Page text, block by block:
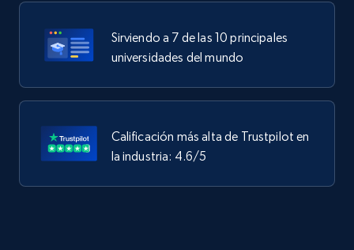
Sirviendo a 7 de las 10 principales
universidades del mundo
Calificación más alta de Trustpilot en
la industria: 4.6/5